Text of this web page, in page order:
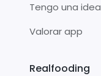
Tengo una idea
Valorar app
Realfooding